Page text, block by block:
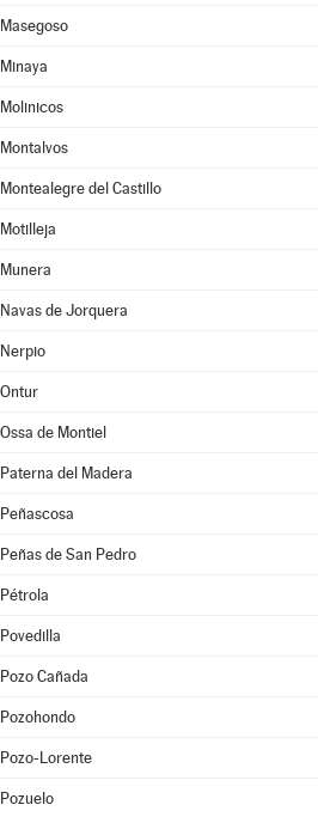
Masegoso
Minaya
Molinicos
Montalvos
Montealegre del Castillo
Motilleja
Munera
Navas de Jorquera
Nerpio
Ontur
Ossa de Montiel
Paterna del Madera
Peñascosa
Peñas de San Pedro
Pétrola
Povedilla
Pozo Cañada
Pozohondo
Pozo-Lorente
Pozuelo